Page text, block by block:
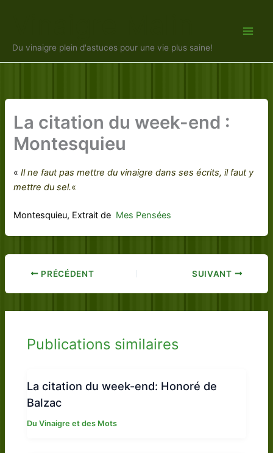
Du vinaigre plein d'astuces pour une vie plus saine!
La citation du week-end :
Montesquieu
«Il ne faut pas mettre du vinaigre dans ses écrits, il faut y
mettre du sel.«
Montesquieu, Extrait de Mes Pensées
PRÉCÉDENT SUIVANT
Publications similaires
La citation du week-end: Honoré de
Balzac
Du Vinaigre et des Mots